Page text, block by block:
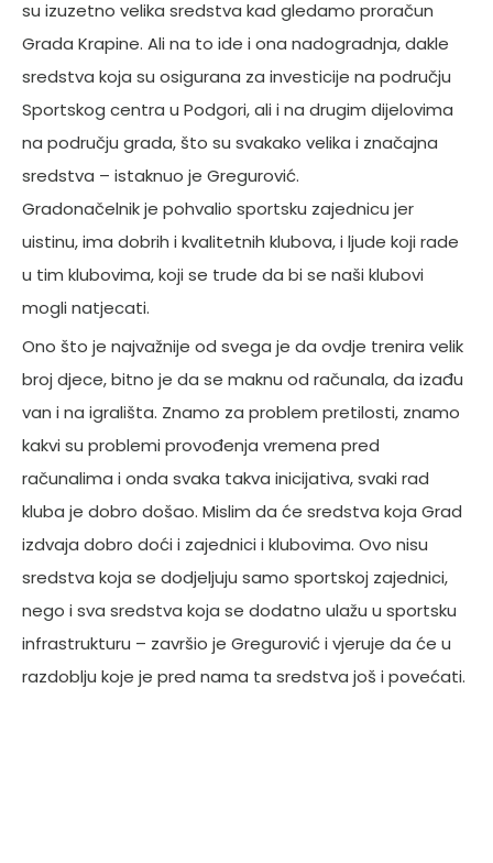
su izuzetno velika sredstva kad gledamo proračun
Grada Krapine. Ali na to ide i ona nadogradnja, dakle
sredstva koja su osigurana za investicije na području
Sportskog centra u Podgori, ali i na drugim dijelovima
na području grada, što su svakako velika i značajna
sredstva – istaknuo je Gregurović.
Gradonačelnik je pohvalio sportsku zajednicu jer
uistinu, ima dobrih i kvalitetnih klubova, i ljude koji rade
u tim klubovima, koji se trude da bi se naši klubovi
mogli natjecati.
Ono što je najvažnije od svega je da ovdje trenira velik
broj djece, bitno je da se maknu od računala, da izađu
van i na igrališta. Znamo za problem pretilosti, znamo
kakvi su problemi provođenja vremena pred
računalima i onda svaka takva inicijativa, svaki rad
kluba je dobro došao. Mislim da će sredstva koja Grad
izdvaja dobro doći i zajednici i klubovima. Ovo nisu
sredstva koja se dodjeljuju samo sportskoj zajednici,
nego i sva sredstva koja se dodatno ulažu u sportsku
infrastrukturu – završio je Gregurović i vjeruje da će u
razdoblju koje je pred nama ta sredstva još i povećati.